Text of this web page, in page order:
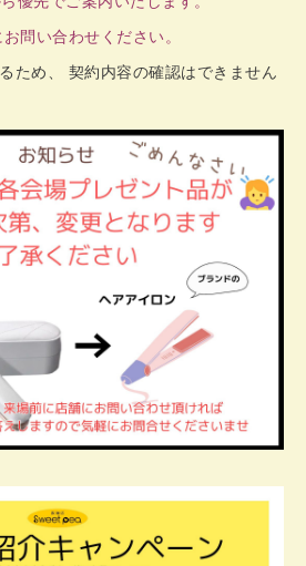
問い合わせください。
ため、 契約内容の確認はできません